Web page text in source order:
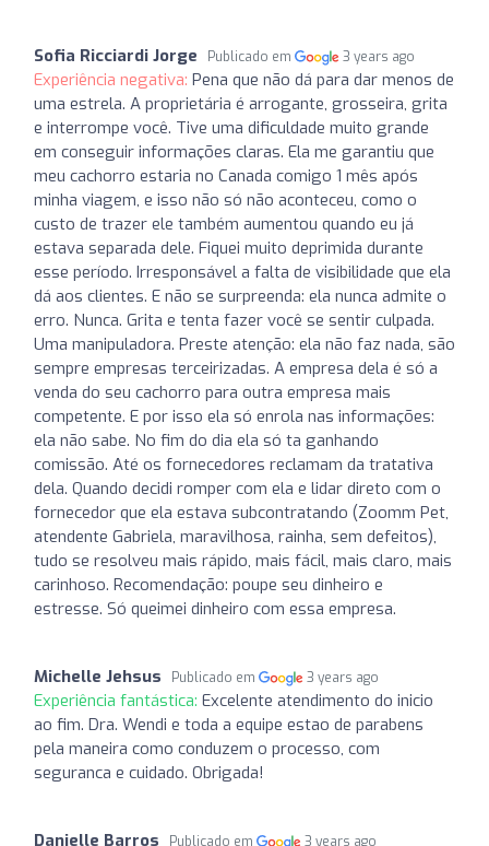
Sofia Ricciardi Jorge Publicado em 3 years ago
Experiência negativa: Pena que não dá para dar menos de
uma estrela. A proprietária é arrogante, grosseira, grita
e interrompe você. Tive uma dificuldade muito grande
em conseguir informações claras. Ela me garantiu que
meu cachorro estaria no Canada comigo 1 mês após
minha viagem, e isso não só não aconteceu, como o
custo de trazer ele também aumentou quando eu já
estava separada dele. Fiquei muito deprimida durante
esse período. Irresponsável a falta de visibilidade que ela
dá aos clientes. E não se surpreenda: ela nunca admite o
erro. Nunca. Grita e tenta fazer você se sentir culpada.
Uma manipuladora. Preste atenção: ela não faz nada, são
sempre empresas terceirizadas. A empresa dela é só a
venda do seu cachorro para outra empresa mais
competente. E por isso ela só enrola nas informações:
ela não sabe. No fim do dia ela só ta ganhando
comissão. Até os fornecedores reclamam da tratativa
dela. Quando decidi romper com ela e lidar direto com o
fornecedor que ela estava subcontratando (Zoomm Pet,
atendente Gabriela, maravilhosa, rainha, sem defeitos),
tudo se resolveu mais rápido, mais fácil, mais claro, mais
carinhoso. Recomendação: poupe seu dinheiro e
estresse. Só queimei dinheiro com essa empresa.
Michelle Jehsus Publicado em 3 years ago
Experiência fantástica: Excelente atendimento do inicio
ao fim. Dra. Wendi e toda a equipe estao de parabens
pela maneira como conduzem o processo, com
seguranca e cuidado. Obrigada!
Danielle Barros Publicado em 3 years ago